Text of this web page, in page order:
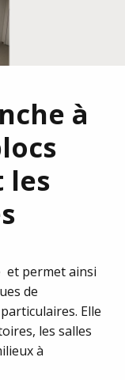
devis ou
à
les
et permet ainsi
de
Elle
les salles
à